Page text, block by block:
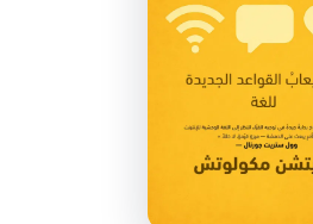
لا توجد كتب في الرف بعد.